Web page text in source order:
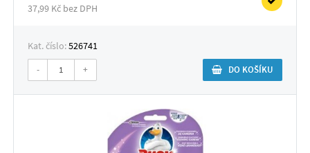
37,99 Kč bez DPH
Kat. číslo:526741
- + DO KOŠÍKU